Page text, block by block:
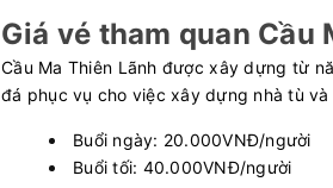
Giá vé tham quan Cầu
Cầu Ma Thiên Lãnh được xây dựng từ
đá phục vụ cho việc xây dựng nhà tù
Buổi ngày: 20.000VNĐ/người
Buổi tối: 40.000VNĐ/người